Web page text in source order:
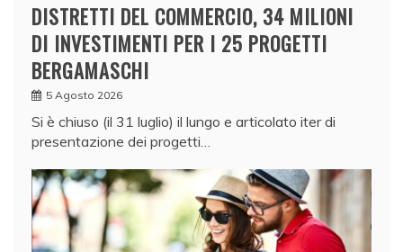
DISTRETTI DEL COMMERCIO, 34 MILIONI
DI INVESTIMENTI PER I 25 PROGETTI
BERGAMASCHI
5 Agosto 2026
Si è chiuso (il 31 luglio) il lungo e articolato iter di
presentazione dei progetti…